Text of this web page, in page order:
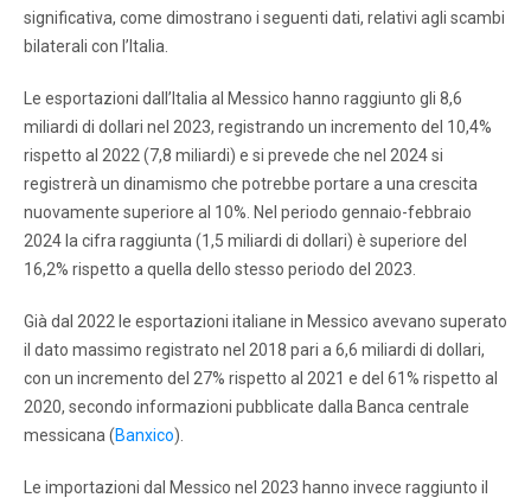
significativa, come dimostrano i seguenti dati, relativi agli scambi
bilaterali con l’Italia.
Le esportazioni dall’Italia al Messico hanno raggiunto gli 8,6
miliardi di dollari nel 2023, registrando un incremento del 10,4%
rispetto al 2022 (7,8 miliardi) e si prevede che nel 2024 si
registrerà un dinamismo che potrebbe portare a una crescita
nuovamente superiore al 10%. Nel periodo gennaio-febbraio
2024 la cifra raggiunta (1,5 miliardi di dollari) è superiore del
16,2% rispetto a quella dello stesso periodo del 2023.
Già dal 2022 le esportazioni italiane in Messico avevano superato
il dato massimo registrato nel 2018 pari a 6,6 miliardi di dollari,
con un incremento del 27% rispetto al 2021 e del 61% rispetto al
2020, secondo informazioni pubblicate dalla Banca centrale
messicana (Banxico).
Le importazioni dal Messico nel 2023 hanno invece raggiunto il